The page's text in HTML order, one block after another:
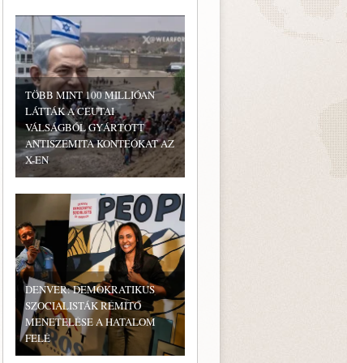
TÖBB MINT 100 MILLIÓAN
LÁTTÁK A CEUTAI
VÁLSÁGBÓL GYÁRTOTT
ANTISZEMITA KONTEÓKAT AZ
X-EN
DENVER: DEMOKRATIKUS
SZOCIALISTÁK RÉMÍTŐ
MENETELÉSE A HATALOM
FELÉ